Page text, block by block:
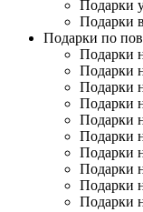
Подарки
Подарки
Подарки по
Подарки
Подарки
Подарки
Подарки
Подарки
Подарки
Подарки
Подарки
Подарки
Подарки